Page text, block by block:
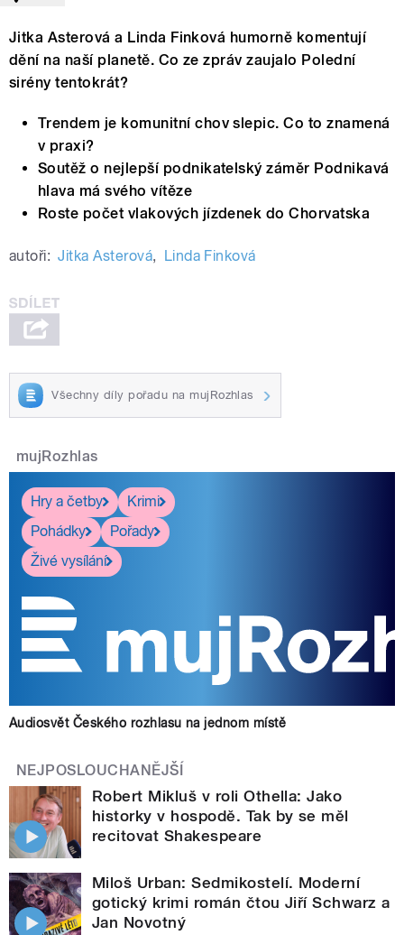
Jitka Asterová a Linda Finková humorně komentují
dění na naší planetě. Co ze zpráv zaujalo Polední
sirény tentokrát?
Trendem je komunitní chov slepic. Co to znamená
v praxi?
Soutěž o nejlepší podnikatelský záměr Podnikavá
hlava má svého vítěze
Roste počet vlakových jízdenek do Chorvatska
autoři: Jitka Asterová, Linda Finková
Všechny díly pořadu na mujRozhlas
mujRozhlas
Hry a četby
Krimi
Pohádky
Pořady
Živé vysílání
Audiosvět Českého rozhlasu na jednom místě
NEJPOSLOUCHANĚJŠÍ
Robert Mikluš v roli Othella: Jako
historky v hospodě. Tak by se měl
recitovat Shakespeare
Miloš Urban: Sedmikostelí. Moderní
gotický krimi román čtou Jiří Schwarz a
Jan Novotný